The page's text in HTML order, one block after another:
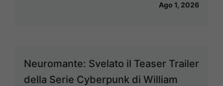
Ago 1, 2026
Neuromante: Svelato il Teaser Trailer
della Serie Cyberpunk di William